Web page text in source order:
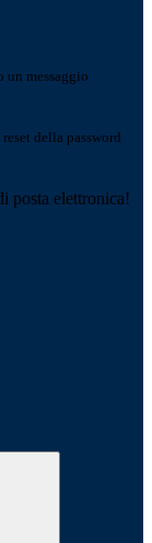
un messaggio
della password
posta elettronica!